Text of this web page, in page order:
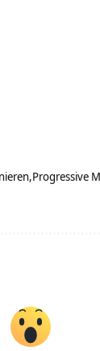
Progressive